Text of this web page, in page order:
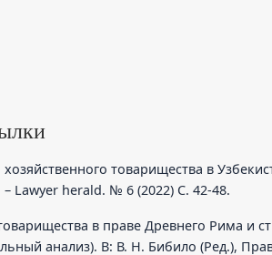
товарищества в
Lawyer herald. № 6 (2022) C. 42-48.
в праве Древнего Рима и
анализ). В: В. Н. Бибило (Ред.),